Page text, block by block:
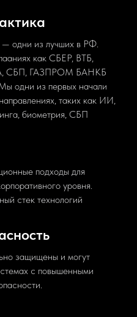
одни из лучших в РФ.
как СБЕР, ВТБ,
СБП, ГАЗПРОМ БАНКБ
одни из первых начали
таких как ИИ,
биометрия, СБП
подходы для
уровня.
стек технологий
защищены и могут
с повышенными